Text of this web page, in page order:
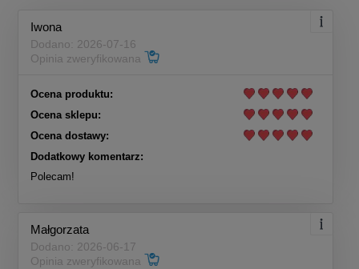
Iwona
Dodano: 2026-07-16
Opinia zweryfikowana
Ocena produktu:
Ocena sklepu:
Ocena dostawy:
Dodatkowy komentarz:
Polecam!
Małgorzata
Dodano: 2026-06-17
Opinia zweryfikowana